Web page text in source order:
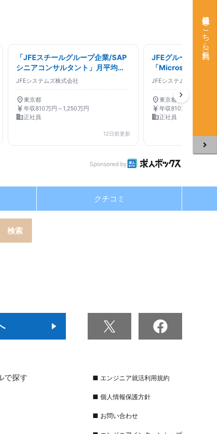
「JFEスチールグループ企業/SAP
シニアコンサルタント」月平均残
業20時間/働き方
JFEシステムズ株式会社
location_on東京都
currency_yen 年収810万円～1,250万円
business正社員
12日前更新
JFEグループ
「
ンサルタント」在
JFEシステムズ株式会社
location_on東京都
currency_yen 年収810万円～1,250
business正社員
chevron_right
Sponsored by
クチコミ
で探す ■ エンジニア就活利用規約
■ 個人情報保護方針
■ お問い合わせ
会員登録はこちら（無料）